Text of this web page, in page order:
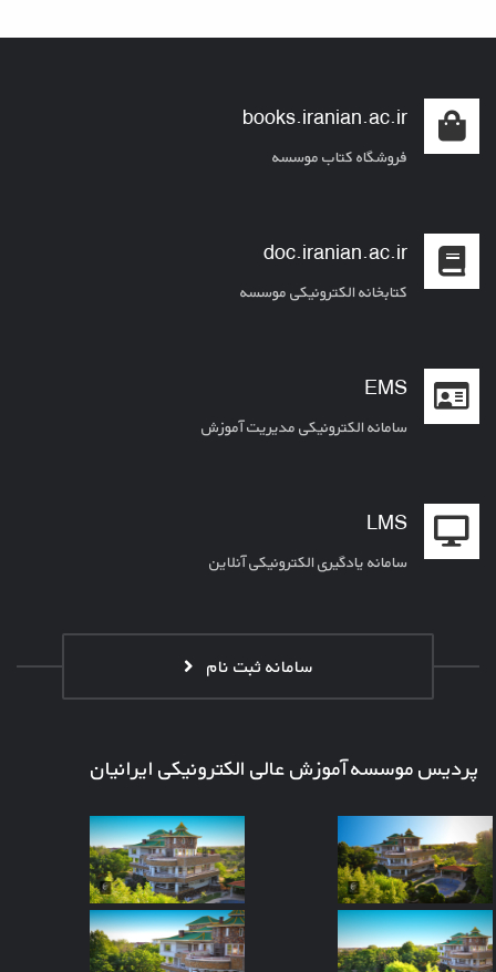
books.iranian.ac.ir
فروشگاه کتاب موسسه
doc.iranian.ac.ir
کتابخانه الکترونیکی موسسه
EMS
سامانه الکترونیکی مدیریت آموزش
LMS
سامانه یادگیری الکترونیکی آنلاین
سامانه ثبت نام
پردیس موسسه آموزش عالی الکترونیکی ایرانیان